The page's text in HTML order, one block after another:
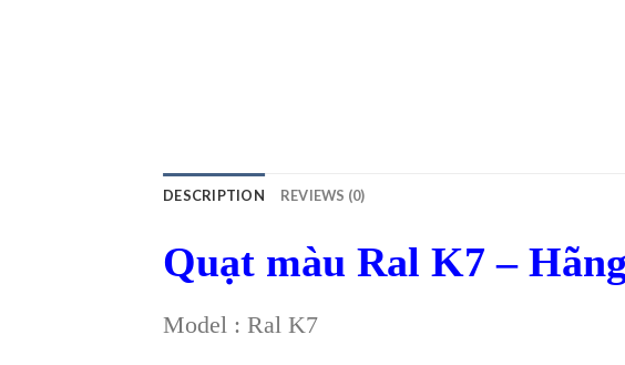
DESCRIPTION REVIEWS (0)
Quạt màu Ral K7 –
Model : Ral K7